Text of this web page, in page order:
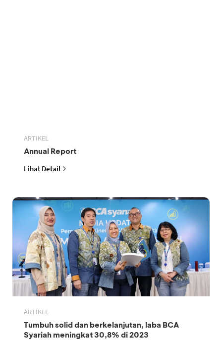
ARTIKEL
Annual Report
Lihat Detail
ARTIKEL
Tumbuh solid dan berkelanjutan, laba BCA
Syariah meningkat 30,8% di 2023